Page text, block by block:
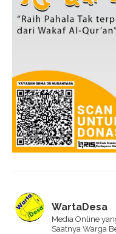
WartaDesa
Media Online
Saatnya Warga